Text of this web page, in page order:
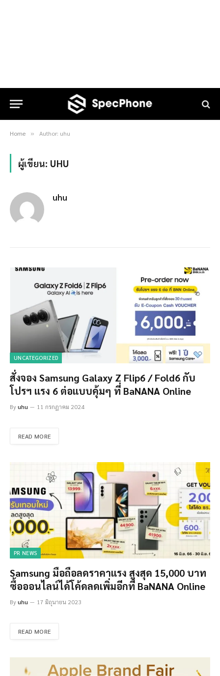
Home » Author: uhu
ผู้เขียน: UHU
uhu
UNCATEGORIZED
สั่งจอง Samsung Galaxy Z Flip6 / Fold6 กับ
โปรฯ แรง 6 ต่อแบบคุ้มๆ ที่ BaNANA Online
Byuhu 11 กรกฎาคม 2024
READ MORE
PR NEWS
Samsung มือถือลดราคาแรง สูงสุด 15,000 บาท
ซื้อออนไลน์ได้โค้ดลดเพิ่มอีกที่ BaNANA Online
Byuhu 17 มิถุนายน 2023
READ MORE